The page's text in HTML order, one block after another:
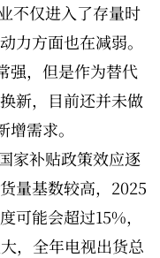
不仅进入了存量时
力方面也在减弱。
强，但是作为替代
新，目前还并未做
需求。
家补贴政策效应逐
量基数较高，2025
可能会超过15%，
，全年电视出货总